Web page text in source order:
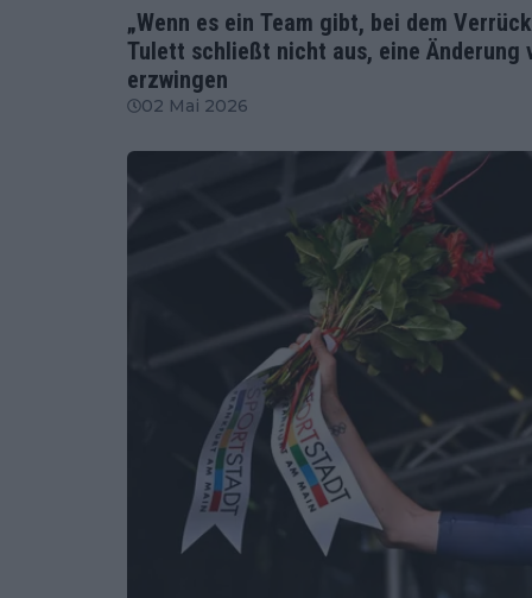
„Wenn es ein Team gibt, bei dem
Tulett schließt nicht aus, eine Änderung
erzwingen
02 Mai 2026